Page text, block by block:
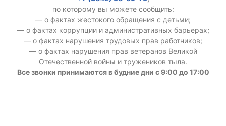
по которому вы можете сообщить:
— о фактах жестокого обращения с детьми;
— о фактах коррупции и административных барьерах;
— о фактах нарушения трудовых прав работников;
— о фактах нарушения прав ветеранов Великой
Отечественной войны и тружеников тыла.
Все звонки принимаются в будние дни с 9:00 до 17:00